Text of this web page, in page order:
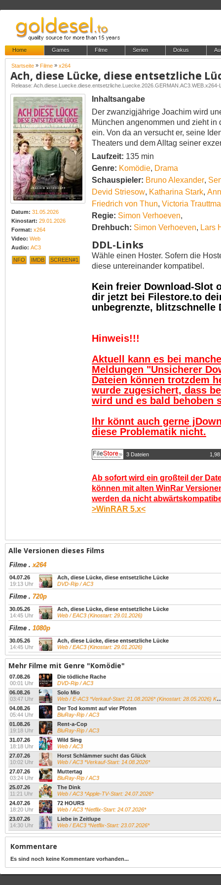
Home Games Filme Serien Dokus
Startseite » Filme » x264
Ach, diese Lücke, diese entsetzliche
Release: Ach.diese.Luecke.diese.entsetzliche.Luecke.2026.GERMAN.AC3.WEB.x264-
Datum: 31.05.2026
Kinostart: 29.01.2026
Format: x264
Video: Web
Audio: AC3
NFO IMDB SCREEN#1
Inhaltsangabe
Der zwanzigjährige Joachim wird
München angenommen und zieht
ein. Von da an versucht er, seine
Theaters und dem Alltag seiner
Laufzeit: 135 min
Genre: Komödie, Drama
Schauspieler: Bruno Alexander,
Devid Striesow, Katharina Stark,
Friedrich von Thun, Victoria
Regie: Simon Verhoeven,
Drehbuch: Simon Verhoeven, Lars
DDL-Links
Wähle einen Hoster. Sofern die
diese untereinander kompatibel.
Kein freier Download-Slot
dir jetzt bei Filestore.to
unbegrenzte, blitzschnelle
Hinweis!!!
Aktuell kann es bei
Meldungen "Unsicherer
Dateien können trotzdem
wurde zugesichert, dass
wird und es bald behoben
Ihr könnt auch gerne
diese Problematik nicht.
3 Dateien
Ab sofort wird ein großteil der
können mit alten WinRar
werden da nicht
>WinRAR 5.x<
Alle Versionen dieses Films
Filme .x264
04.07.26
19:13 Uhr
Ach, diese Lücke, diese entsetzliche Lücke
DVD-Rip / AC3
Filme . 720p
30.05.26
14:45 Uhr
Ach, diese Lücke, diese entsetzliche Lücke
Web / EAC3 (Kinostart: 29.01.2026)
Filme . 1080p
30.05.26
14:45 Uhr
Ach, diese Lücke, diese entsetzliche Lücke
Web / EAC3 (Kinostart: 29.01.2026)
Mehr Filme mit Genre "Komödie"
07.08.26
00:01 Uhr
Die tödliche Rache
DVD-Rip / AC3
06.08.26
03:47 Uhr
Solo Mio
Web / E-AC3 *Verkauf-Start: 21.08.2026* (Kinostart: 28.05.2026) Kevin James...
04.08.26
05:44 Uhr
Der Tod kommt auf vier Pfoten
BluRay-Rip / AC3
01.08.26
19:18 Uhr
Rent-a-Cop
BluRay-Rip / AC3
31.07.26
18:18 Uhr
Wild Sing
Web / AC3
27.07.26
10:02 Uhr
Horst Schlämmer sucht das Glück
Web / AC3 *Verkauf-Start: 14.08.2026*
27.07.26
03:24 Uhr
Muttertag
BluRay-Rip / AC3
25.07.26
11:21 Uhr
The Dink
Web / AC3 *Apple-TV-Start: 24.07.2026*
24.07.26
18:20 Uhr
72 HOURS
Web / AC3 *Netflix-Start: 24.07.2026*
23.07.26
14:30 Uhr
Liebe in Zeitlupe
Web / EAC3 *Netflix-Start: 23.07.2026*
Kommentare
Es sind noch keine Kommentare vorhanden...